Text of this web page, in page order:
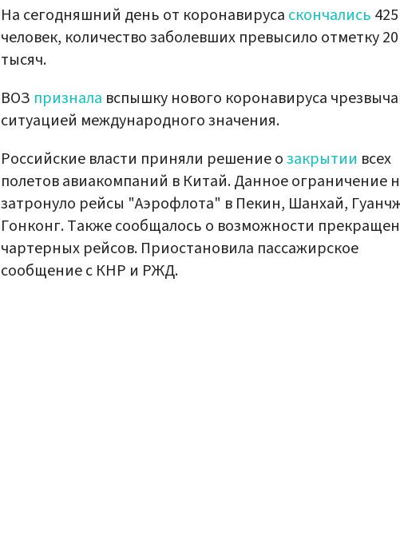
На сегодняшний день от коронавируса скончались 425
человек, количество заболевших превысило отметку 20
тысяч.
ВОЗ признала вспышку нового коронавируса
ситуацией международного значения.
Российские власти приняли решение озакрытии всех
полетов авиакомпаний в Китай. Данное ограничение
затронуло рейсы "Аэрофлота" в Пекин, Шанхай,
Гонконг. Также сообщалось о возможности
чартерных рейсов. Приостановила пассажирское
сообщение с КНР и РЖД.